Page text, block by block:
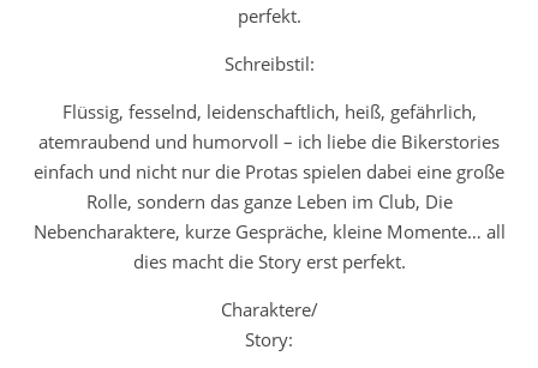
perfekt.
Schreibstil:
Flüssig, fesselnd, leidenschaftlich, heiß, gefährlich,
atemraubend und humorvoll – ich liebe die Bikerstories
einfach und nicht nur die Protas spielen dabei eine große
Rolle, sondern das ganze Leben im Club, Die
Nebencharaktere, kurze Gespräche, kleine Momente… all
dies macht die Story erst perfekt.
Charaktere/
Story: